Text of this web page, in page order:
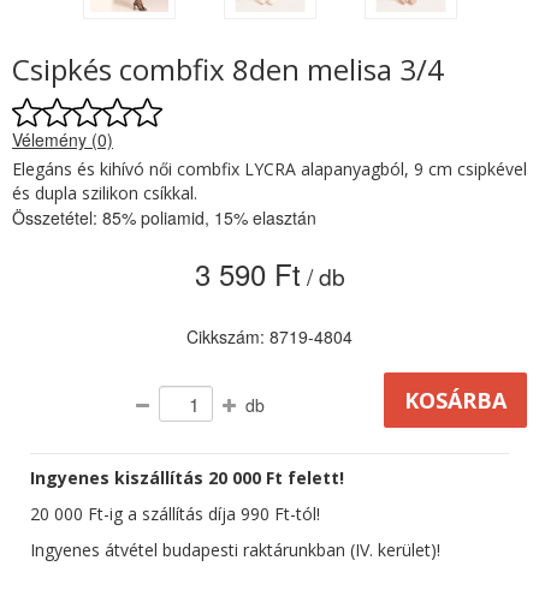
Csipkés combfix 8den melisa 3/4
Vélemény (0)
Elegáns és kihívó női combfix LYCRA alapanyagból, 9 cm csipkével
és dupla szilikon csíkkal.
Összetétel: 85% poliamid, 15% elasztán
3 590 Ft / db
Cikkszám: 8719-4804
db
Ingyenes kiszállítás 20 000 Ft felett!
20 000 Ft-ig a szállítás díja 990 Ft-tól!
Ingyenes átvétel budapesti raktárunkban (IV. kerület)!